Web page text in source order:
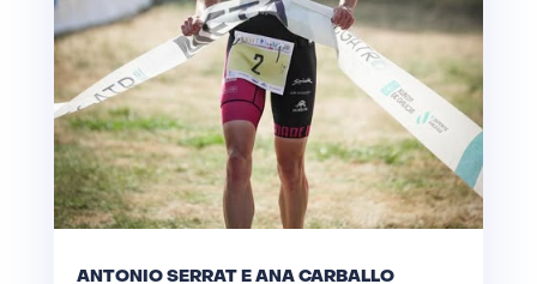
ANTONIO SERRAT E ANA CARBALLO